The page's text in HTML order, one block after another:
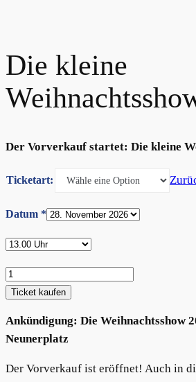
Die kleine
Der Vorverkauf startet: Die kleine
Ticketart:
Datum *
Die
kleine
2026
Menge
Ticket kaufen
Ankündigung: Die Weihnachtsshow
Neunerplatz
Der Vorverkauf ist eröffnet! Auch in